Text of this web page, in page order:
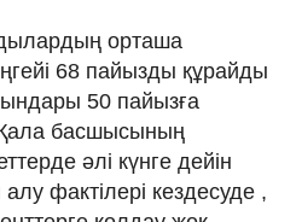
орташа
68 пайызды құрайды
50 пайызға
Қала басшысының
әлі күнге дейін
фактілері кездесуде ,